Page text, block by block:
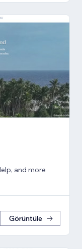
and more
Görüntüle